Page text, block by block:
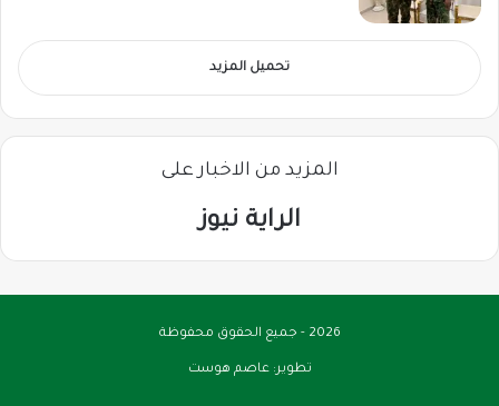
تحميل المزيد
المزيد من الاخبار على
الراية نيوز
2026 - جميع الحقوق محفوظة
تطوير:عاصم هوست